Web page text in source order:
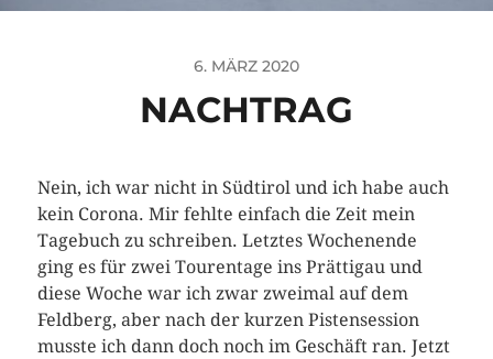
6. MÄRZ 2020
NACHTRAG
Nein, ich war nicht in Südtirol und ich habe auch
kein Corona. Mir fehlte einfach die Zeit mein
Tagebuch zu schreiben. Letztes Wochenende
ging es für zwei Tourentage ins Prättigau und
diese Woche war ich zwar zweimal auf dem
Feldberg, aber nach der kurzen Pistensession
musste ich dann doch noch im Geschäft ran. Jetzt